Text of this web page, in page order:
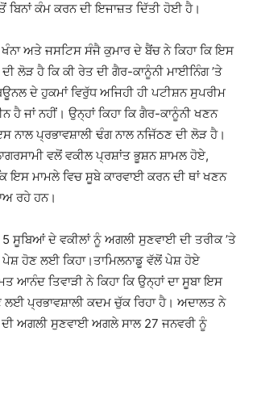
ਬਿਨਾਂ ਕੰਮ ਕਰਨ ਦੀ ਇਜਾਜ਼ਤ ਦਿੱਤੀ ਹੋਈ ਹੈ।
ਅਤੇ ਜਸਟਿਸ ਸੰਜੈ ਕੁਮਾਰ ਦੇ ਬੈਂਚ ਨੇ ਕਿਹਾ ਕਿ ਇਸ
ਲੋੜ ਹੈ ਕਿ ਕੀ ਰੇਤ ਦੀ ਗੈਰ-ਕਾਨੂੰਨੀ ਮਾਈਨਿੰਗ ’ਤੇ
ਦੇ ਹੁਕਮਾਂ ਵਿਰੁੱਧ ਅਜਿਹੀ ਹੀ ਪਟੀਸ਼ਨ ਸੁਪਰੀਮ
ਹੈ ਜਾਂ ਨਹੀਂ। ਉਨ੍ਹਾਂ ਕਿਹਾ ਕਿ ਗੈਰ-ਕਾਨੂੰਨੀ ਖਣਨ
ਨਾਲ ਪ੍ਰਭਾਵਸ਼ਾਲੀ ਢੰਗ ਨਾਲ ਨਜਿੱਠਣ ਦੀ ਲੋੜ ਹੈ।
ਵਲੋਂ ਵਕੀਲ ਪ੍ਰਸ਼ਾਂਤ ਭੂਸ਼ਨ ਸ਼ਾਮਲ ਹੋਏ,
ਇਸ ਮਾਮਲੇ ਵਿਚ ਸੂਬੇ ਕਾਰਵਾਈ ਕਰਨ ਦੀ ਥਾਂ ਖਣਨ
ਰਹੇ ਹਨ।
ਸੂਬਿਆਂ ਦੇ ਵਕੀਲਾਂ ਨੂੰ ਅਗਲੀ ਸੁਣਵਾਈ ਦੀ ਤਰੀਕ ’ਤੇ
ਹੋਣ ਲਈ ਕਿਹਾ।ਤਾਮਿਲਨਾਡੂ ਵੱਲੋਂ ਪੇਸ਼ ਹੋਏ
ਆਨੰਦ ਤਿਵਾੜੀ ਨੇ ਕਿਹਾ ਕਿ ਉਨ੍ਹਾਂ ਦਾ ਸੂਬਾ ਇਸ
ਲਈ ਪ੍ਰਭਾਵਸ਼ਾਲੀ ਕਦਮ ਚੁੱਕ ਰਿਹਾ ਹੈ। ਅਦਾਲਤ ਨੇ
ਦੀ ਅਗਲੀ ਸੁਣਵਾਈ ਅਗਲੇ ਸਾਲ 27 ਜਨਵਰੀ ਨੂੰ